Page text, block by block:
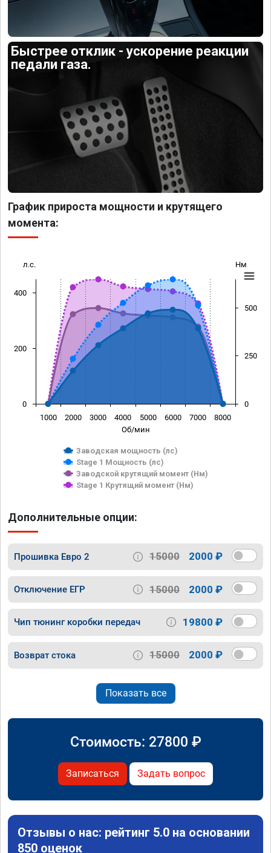
Быстрее отклик - ускорение реакции
педали газа.
График прироста мощности и крутящего
момента:
Об/мин
л.с. Нм
Заводская мощность (лс)
Stage 1 Мощность (лс)
Заводской крутящий момент (Нм)
Stage 1 Крутящий момент (Нм)
1000 2000 3000 4000 5000 6000 7000 8000
0
200
400
0
250
500
Дополнительные опции:
Прошивка Евро 2 15000 2000 ₽
Отключение ЕГР 15000 2000 ₽
Чип тюнинг коробки передач 19800 ₽
Возврат стока 15000 2000 ₽
Показать все
Стоимость: 27800 ₽
Записаться Задать вопрос
Отзывы о нас: рейтинг 5.0 на основании
850 оценок